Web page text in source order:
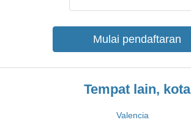
Mulai pendaftaran
Tempat lain, kota
Valencia